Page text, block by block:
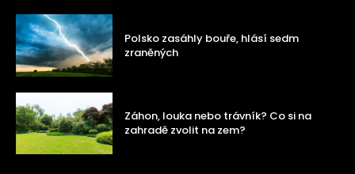
Polsko zasáhly bouře, hlásí sedm
zraněných
Záhon, louka nebo trávník? Co si na
zahradě zvolit na zem?